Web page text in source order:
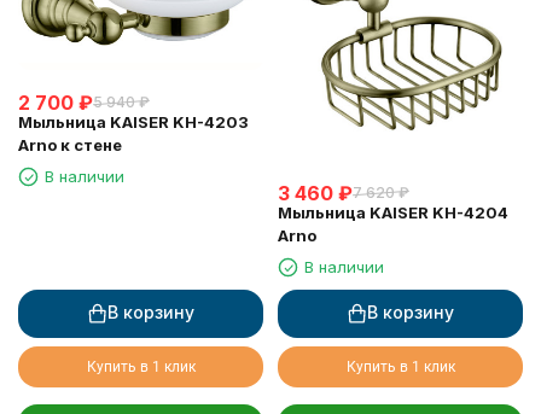
2 700 ₽5 940 ₽
Мыльница KAISER KH-4203
Arno к стене
В наличии
В корзину
Купить в 1 клик
3 460 ₽7 620 ₽
Мыльница KAISER KH-4204
Arno
В наличии
В корзину
Купить в 1 клик